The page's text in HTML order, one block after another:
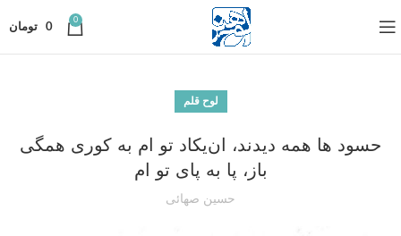
0
0 تومان
لوح قلم
حسود ها همه دیدند، ان‌یکاد تو ام به کوری همگی
باز، پا به پای تو ام
حسین صهائی